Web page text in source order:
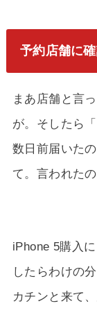
予約店舗に
まあ店舗と言
が。そしたら
数日前届いた
て。言われた
iPhone 5購入
したらわけの
カチンと来て